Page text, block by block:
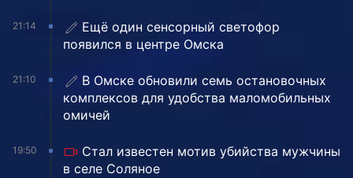
21:14
Ещё один сенсорный светофор
появился в центре Омска
21:10
В Омске обновили семь остановочных
комплексов для удобства маломобильных
омичей
19:50
Стал известен мотив убийства мужчины
в селе Соляное